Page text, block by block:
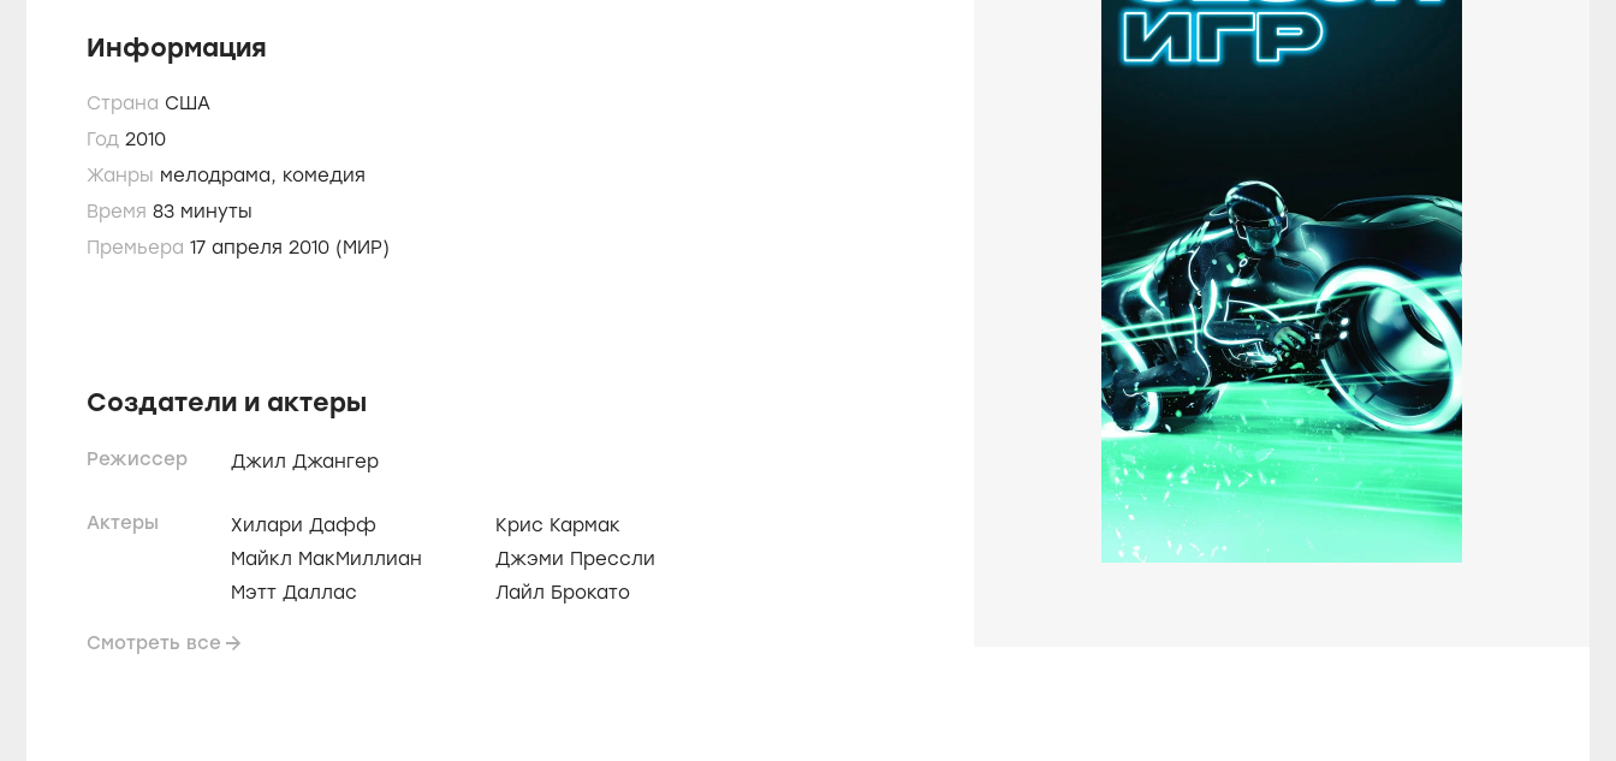
Информация
Страна США
Год 2010
Жанры мелодрама, комедия
Время
83 минуты
Премьера 17 апреля 2010 (МИР)
Создатели и актеры
Режиссер Джил Джангер
Актеры
Хилари Дафф
Майкл МакМиллиан
Мэтт Даллас
Крис Кармак
Джэми Прессли
Лайл Брокато
Смотреть все